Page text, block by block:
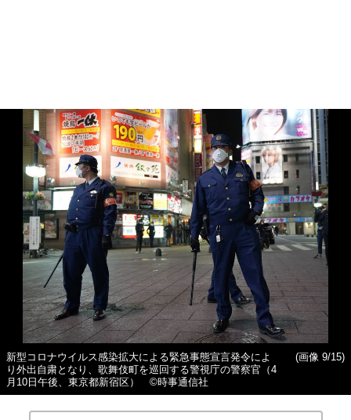
新型コロナウイルス感染拡大による緊急事態宣言発令によ
り外出自粛となり、歌舞伎町を巡回する警視庁の警察官（4
月10日午後、東京都新宿区） ©時事通信社
(画像 9/15)